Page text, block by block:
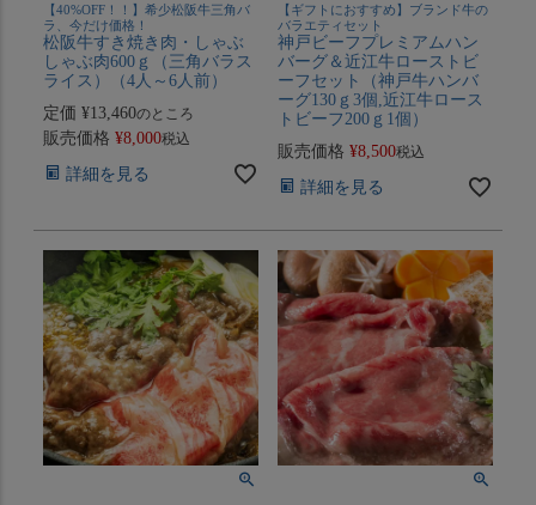
【40%OFF！！】希少松阪牛三角バ
ラ、今だけ価格！
松阪牛すき焼き肉・しゃぶ
しゃぶ肉600ｇ（三角バラス
ライス）（4人～6人前）
定価 ¥13,460のところ
販売価格 ¥8,000税込
詳細を見る
【ギフトにおすすめ】ブランド牛の
バラエティセット
神戸ビーフプレミアムハン
バーグ＆近江牛ローストビ
ーフセット（神戸牛ハンバ
ーグ130ｇ3個,近江牛ロース
トビーフ200ｇ1個）
販売価格 ¥8,500税込
詳細を見る